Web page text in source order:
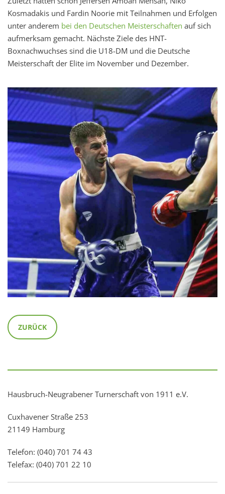
Kosmadakis und Fardin Noorie mit Teilnahmen und Erfolgen
unter anderem bei den Deutschen Meisterschaften auf sich
aufmerksam gemacht. Nächste Ziele des HNT-
Boxnachwuchses sind die U18-DM und die Deutsche
Meisterschaft der Elite im November und Dezember.
ZURÜCK
Hausbruch-Neugrabener Turnerschaft von 1911 e.V.
Cuxhavener Straße 253
21149 Hamburg
Telefon: (040) 701 74 43
Telefax: (040) 701 22 10